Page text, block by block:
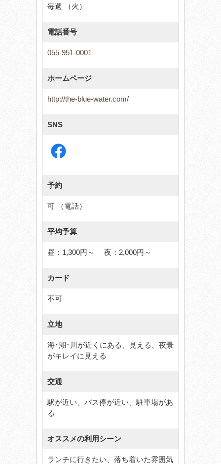
毎週 （火）
電話番号
055-951-0001
ホームページ
http://the-blue-water.com/
SNS
予約
可 （電話）
平均予算
昼：1,300円～ 夜：2,000円～
カード
不可
立地
海･湖･川が近くにある、見える、夜景
がキレイに見える
交通
駅が近い、バス停が近い、駐車場があ
る
オススメの利用シーン
ランチに行きたい、落ち着いた雰囲気